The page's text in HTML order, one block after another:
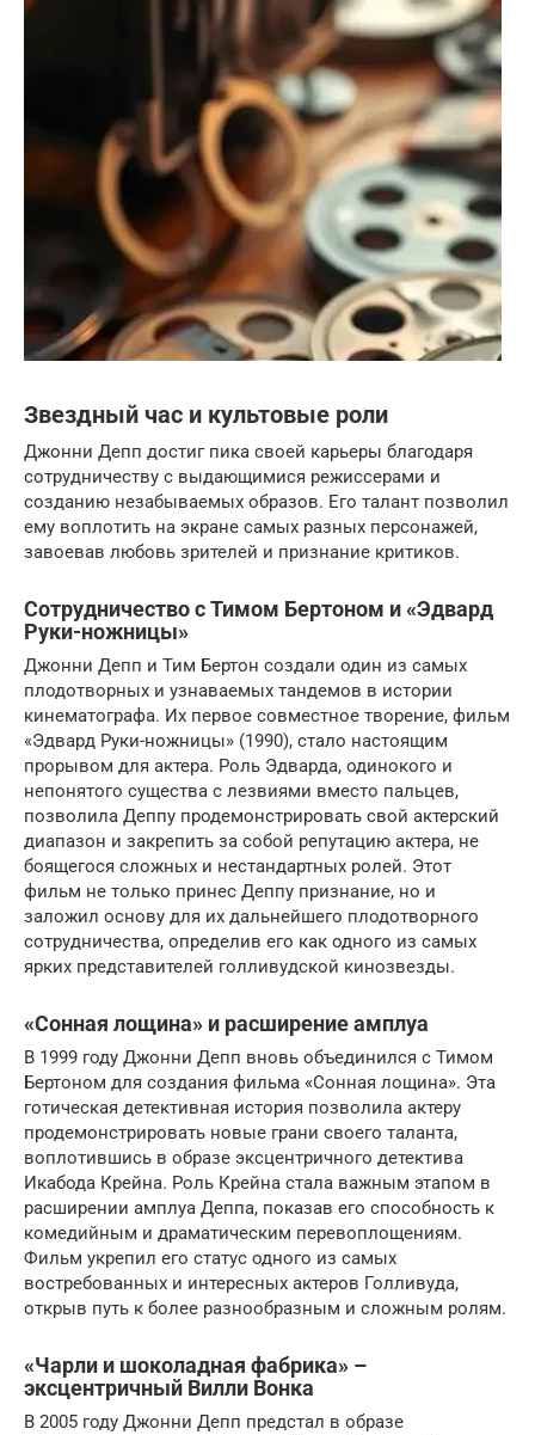
Звездный час и культовые роли
Джонни Депп достиг пика своей карьеры благодаря
сотрудничеству с выдающимися режиссерами и
созданию незабываемых образов. Его талант позволил
ему воплотить на экране самых разных персонажей,
завоевав любовь зрителей и признание критиков.
Сотрудничество с Тимом Бертоном и «Эдвард
Руки-ножницы»
Джонни Депп и Тим Бертон создали один из самых
плодотворных и узнаваемых тандемов в истории
кинематографа. Их первое совместное творение, фильм
«Эдвард Руки-ножницы» (1990), стало настоящим
прорывом для актера. Роль Эдварда, одинокого и
непонятого существа с лезвиями вместо пальцев,
позволила Деппу продемонстрировать свой актерский
диапазон и закрепить за собой репутацию актера, не
боящегося сложных и нестандартных ролей. Этот
фильм не только принес Деппу признание, но и
заложил основу для их дальнейшего плодотворного
сотрудничества, определив его как одного из самых
ярких представителей голливудской кинозвезды.
«Сонная лощина» и расширение амплуа
В 1999 году Джонни Депп вновь объединился с Тимом
Бертоном для создания фильма «Сонная лощина». Эта
готическая детективная история позволила актеру
продемонстрировать новые грани своего таланта,
воплотившись в образе эксцентричного детектива
Икабода Крейна. Роль Крейна стала важным этапом в
расширении амплуа Деппа, показав его способность к
комедийным и драматическим перевоплощениям.
Фильм укрепил его статус одного из самых
востребованных и интересных актеров Голливуда,
открыв путь к более разнообразным и сложным ролям.
«Чарли и шоколадная фабрика» –
эксцентричный Вилли Вонка
В 2005 году Джонни Депп предстал в образе